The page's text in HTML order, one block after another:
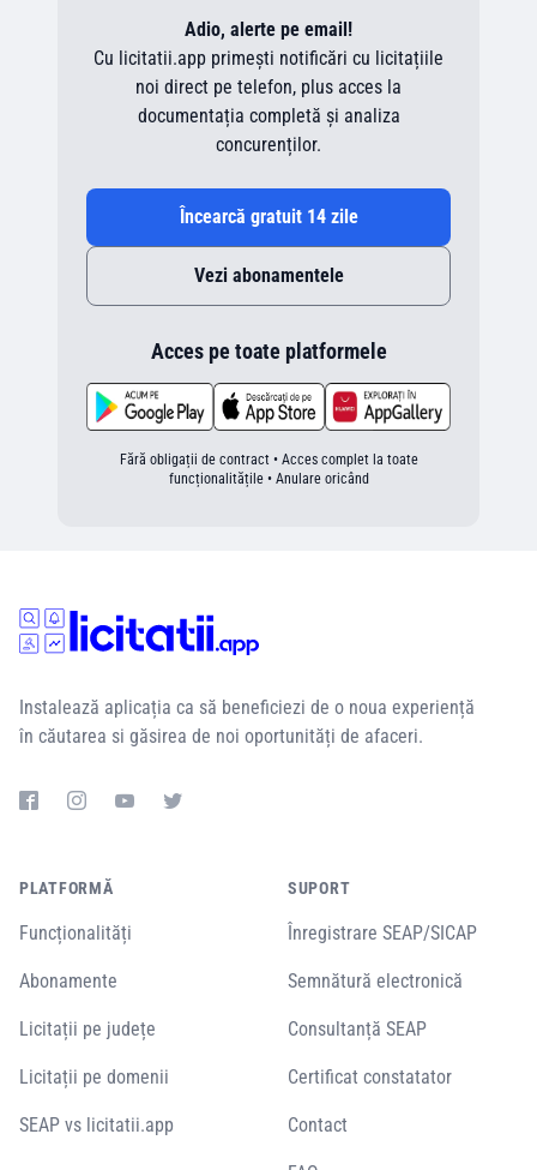
Adio, alerte pe email!
Cu licitatii.app primești notificări cu licitațiile
noi direct pe telefon, plus acces la
documentația completă și analiza
concurenților.
Încearcă gratuit 14 zile
Vezi abonamentele
Acces pe toate platformele
Fără obligații de contract • Acces complet la toate
funcționalitățile • Anulare oricând
Instalează aplicația ca să beneficiezi de o noua experiență
în căutarea si găsirea de noi oportunități de afaceri.
PLATFORMĂ
Funcționalități
Abonamente
Licitații pe județe
Licitații pe domenii
SEAP vs licitatii.app
SUPORT
Înregistrare SEAP/SICAP
Semnătură electronică
Consultanță SEAP
Certificat constatator
Contact